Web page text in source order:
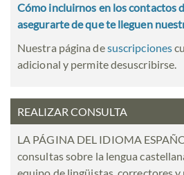
Cómo incluirnos en los contactos
asegurarte de que te lleguen
Nuestra página desuscripciones
adicional y permite desuscribirse.
REALIZAR CONSULTA
LA PÁGINA DEL IDIOMA
consultas sobre la lengua